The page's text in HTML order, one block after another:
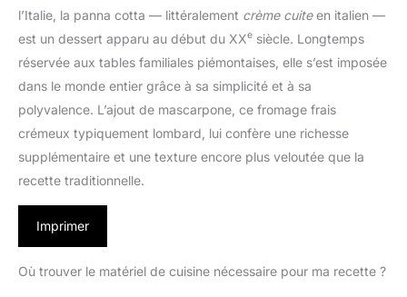
l’Italie, la panna cotta — littéralement crème cuiteen italien —
est un dessert apparu au début du XXe siècle. Longtemps
réservée aux tables familiales piémontaises, elle s’est imposée
dans le monde entier grâce à sa simplicité et à sa
polyvalence. L’ajout de mascarpone, ce fromage frais
crémeux typiquement lombard, lui confère une richesse
supplémentaire et une texture encore plus veloutée que la
recette traditionnelle.
Imprimer
Où trouver le matériel de cuisine nécessaire pour ma recette ?